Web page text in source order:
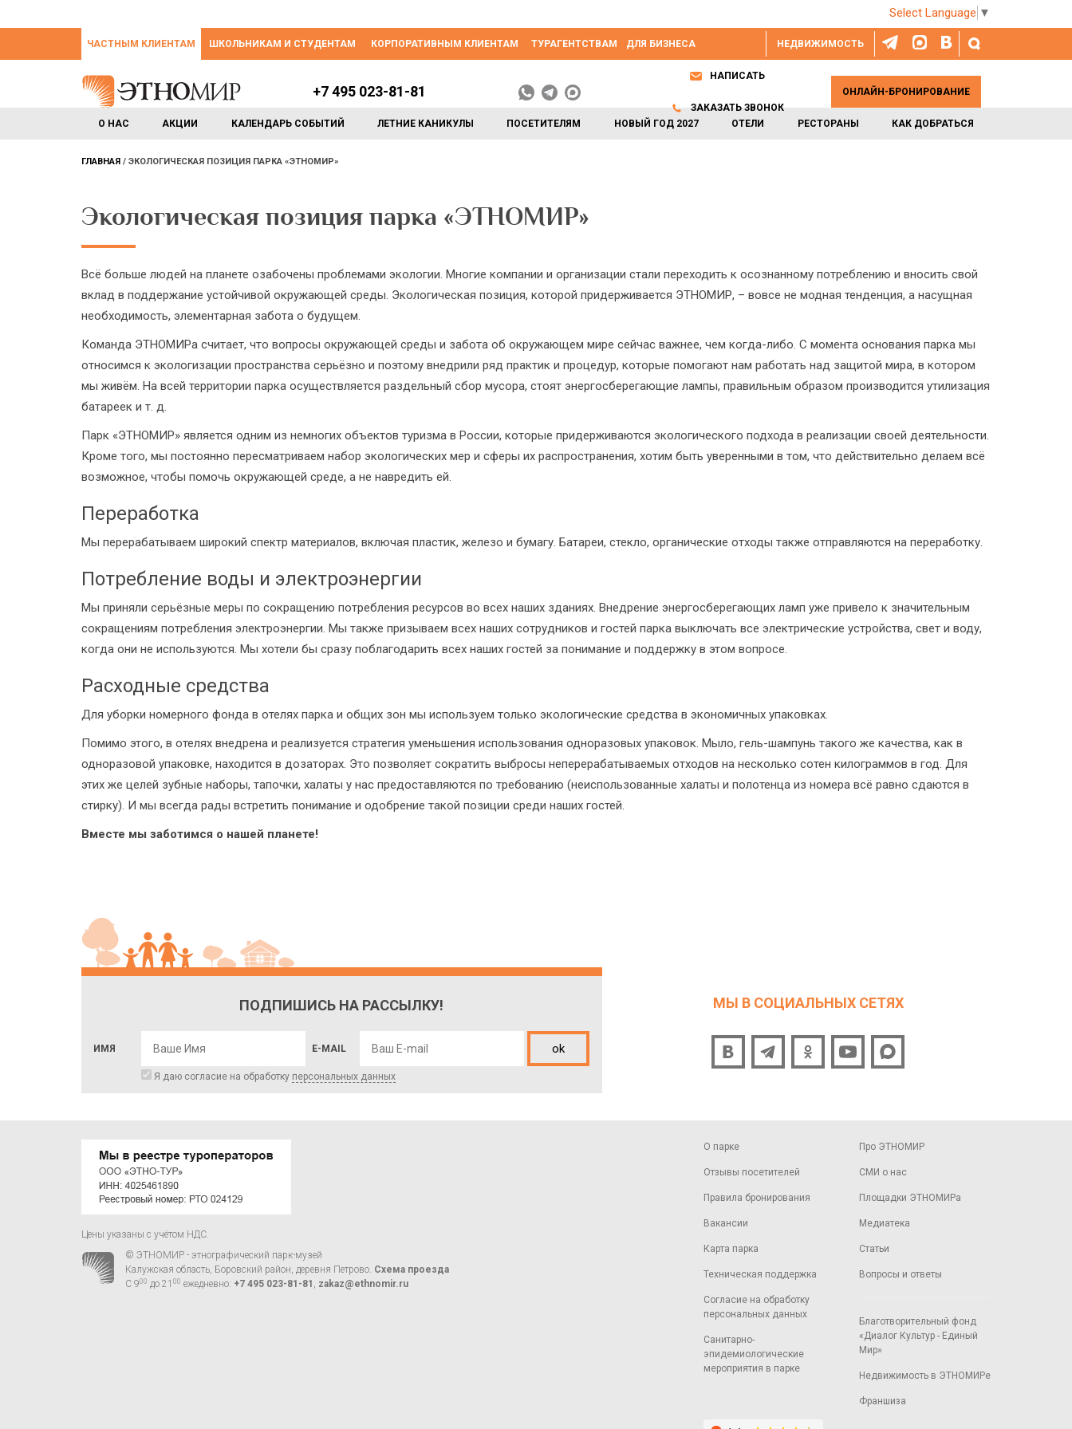
Select Language ▼
НЕДВИЖИМОСТЬ
ЧАСТНЫМ КЛИЕНТАМ ШКОЛЬНИКАМ И СТУДЕНТАМ КОРПОРАТИВНЫМ КЛИЕНТАМ ТУРАГЕНТСТВАМ ДЛЯ БИЗНЕСА
О НАС АКЦИИ КАЛЕНДАРЬ СОБЫТИЙ ЛЕТНИЕ КАНИКУЛЫ ПОСЕТИТЕЛЯМ НОВЫЙ ГОД 2027 ОТЕЛИ РЕСТОРАНЫ КАК ДОБРАТЬСЯ
+7 495 023-81-81
НАПИСАТЬ
ЗАКАЗАТЬ ЗВОНОК
ОНЛАЙН-БРОНИРОВАНИЕ
ГЛАВНАЯ ЭКОЛОГИЧЕСКАЯ ПОЗИЦИЯ ПАРКА «ЭТНОМИР»
Экологическая позиция парка «ЭТНОМИР»
Всё больше людей на планете озабочены проблемами экологии. Многие компании и организации стали переходить к осознанному потреблению и вносить свой
вклад в поддержание устойчивой окружающей среды. Экологическая позиция, которой придерживается ЭТНОМИР, – вовсе не модная тенденция, а насущная
необходимость, элементарная забота о будущем.
Команда ЭТНОМИРа считает, что вопросы окружающей среды и забота об окружающем мире сейчас важнее, чем когда-либо. С момента основания парка мы
относимся к экологизации пространства серьёзно и поэтому внедрили ряд практик и процедур, которые помогают нам работать над защитой мира, в котором
мы живём. На всей территории парка осуществляется раздельный сбор мусора, стоят энергосберегающие лампы, правильным образом производится утилизация
батареек и т. д.
Парк «ЭТНОМИР» является одним из немногих объектов туризма в России, которые придерживаются экологического подхода в реализации своей деятельности.
Кроме того, мы постоянно пересматриваем набор экологических мер и сферы их распространения, хотим быть уверенными в том, что действительно делаем всё
возможное, чтобы помочь окружающей среде, а не навредить ей.
Переработка
Мы перерабатываем широкий спектр материалов, включая пластик, железо и бумагу. Батареи, стекло, органические отходы также отправляются на переработку.
Потребление воды и электроэнергии
Мы приняли серьёзные меры по сокращению потребления ресурсов во всех наших зданиях. Внедрение энергосберегающих ламп уже привело к значительным
сокращениям потребления электроэнергии. Мы также призываем всех наших сотрудников и гостей парка выключать все электрические устройства, свет и воду,
когда они не используются. Мы хотели бы сразу поблагодарить всех наших гостей за понимание и поддержку в этом вопросе.
Расходные средства
Для уборки номерного фонда в отелях парка и общих зон мы используем только экологические средства в экономичных упаковках.
Помимо этого, в отелях внедрена и реализуется стратегия уменьшения использования одноразовых упаковок. Мыло, гель-шампунь такого же качества, как в
одноразовой упаковке, находится в дозаторах. Это позволяет сократить выбросы неперерабатываемых отходов на несколько сотен килограммов в год. Для
этих же целей зубные наборы, тапочки, халаты у нас предоставляются по требованию (неиспользованные халаты и полотенца из номера всё равно сдаются в
стирку). И мы всегда рады встретить понимание и одобрение такой позиции среди наших гостей.
Вместе мы заботимся о нашей планете!
ПОДПИШИСЬ НА РАССЫЛКУ!
ИМЯ E-MAIL ok
Я даю согласие на обработку персональных данных
МЫ В СОЦИАЛЬНЫХ СЕТЯХ
О парке
Отзывы посетителей
Правила бронирования
Вакансии
Карта парка
Техническая поддержка
Согласие на обработку
персональных данных
Санитарно-
эпидемиологические
мероприятия в парке
Про ЭТНОМИР
СМИ о нас
Площадки ЭТНОМИРа
Медиатека
Статьи
Вопросы и ответы
Благотворительный фонд
«Диалог Культур - Единый
Мир»
Недвижимость в ЭТНОМИРе
Франшиза
Цены указаны с учётом НДС.
© ЭТНОМИР - этнографический парк-музей
Калужская область, Боровский район, деревня Петрово. Схема проезда
С 900 до 21 00 ежедневно: +7 495 023-81-81 , zakaz@ethnomir.ru